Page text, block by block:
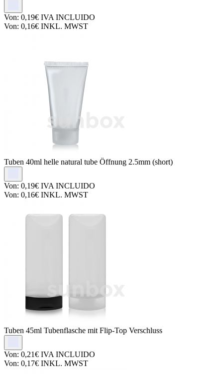
Von: 0,19€ IVA INCLUIDO
Von: 0,16€ INKL. MWST
Tuben 40ml helle natural tube Öffnung 2.5mm (short)
Von: 0,19€ IVA INCLUIDO
Von: 0,16€ INKL. MWST
Tuben 45ml Tubenflasche mit Flip-Top Verschluss
Von: 0,21€ IVA INCLUIDO
Von: 0,17€ INKL. MWST